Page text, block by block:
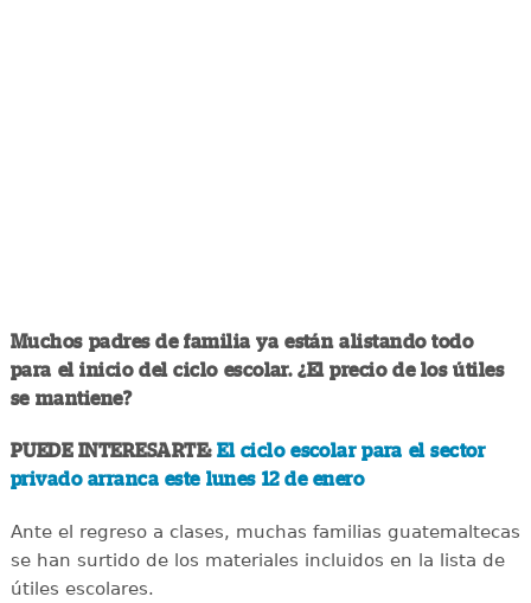
Muchos padres de familia ya están alistando todo
para el inicio del ciclo escolar. ¿El precio de los útiles
se mantiene?
PUEDE INTERESARTE:El ciclo escolar para el sector
privado arranca este lunes 12 de enero
Ante el regreso a clases, muchas familias guatemaltecas
se han surtido de los materiales incluidos en la lista de
útiles escolares.